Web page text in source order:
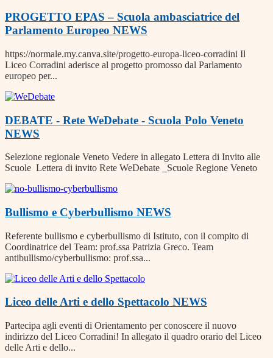
PROGETTO EPAS – Scuola ambasciatrice del
Parlamento Europeo NEWS
https://normale.my.canva.site/progetto-europa-liceo-corradini Il
Liceo Corradini aderisce al progetto promosso dal Parlamento
europeo per...
DEBATE - Rete WeDebate - Scuola Polo Veneto
NEWS
Selezione regionale Veneto Vedere in allegato Lettera di Invito alle
Scuole Lettera di invito Rete WeDebate _Scuole Regione Veneto
Bullismo e Cyberbullismo NEWS
Referente bullismo e cyberbullismo di Istituto, con il compito di
Coordinatrice del Team: prof.ssa Patrizia Greco. Team
antibullismo/cyberbullismo: prof.ssa...
Liceo delle Arti e dello Spettacolo NEWS
Partecipa agli eventi di Orientamento per conoscere il nuovo
indirizzo del Liceo Corradini! In allegato il quadro orario del Liceo
delle Arti e dello...